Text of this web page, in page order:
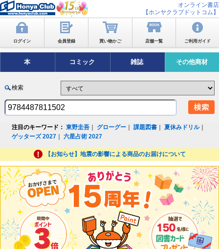
オンライン書店
【ホンヤクラブドットコム】
ログイン 会員登録 買い物かご 店舗一覧 ご利用ガイド
本 コミック 雑誌 その他商材
検索
注目のキーワード： 東野圭吾 グローグー ｜課題図書 ｜夏休みドリル｜
ゲッターズ 2027 ｜六星占術 2027
【お知らせ】地震の影響による商品のお届けについて